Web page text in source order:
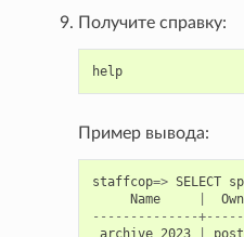
Получите справку:
help
Пример вывода:
staffcop=> SELECT
Name
--------------
archive_2023